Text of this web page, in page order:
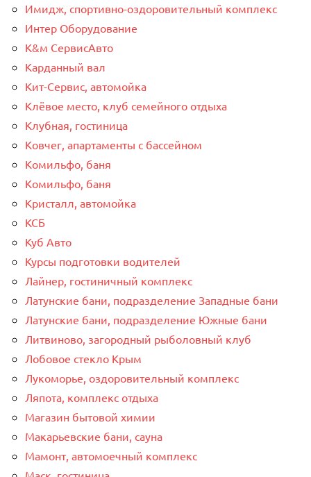
Имидж, спортивно-оздоровительный комплекс
Интер Оборудование
К&м СервисАвто
Карданный вал
Кит-Сервис, автомойка
Клёвое место, клуб семейного отдыха
Клубная, гостиница
Ковчег, апартаменты с бассейном
Комильфо, баня
Комильфо, баня
Кристалл, автомойка
КСБ
Куб Авто
Курсы подготовки водителей
Лайнер, гостиничный комплекс
Латунские бани, подразделение Западные бани
Латунские бани, подразделение Южные бани
Литвиново, загородный рыболовный клуб
Лобовое стекло Крым
Лукоморье, оздоровительный комплекс
Ляпота, комплекс отдыха
Магазин бытовой химии
Макарьевские бани, сауна
Мамонт, автомоечный комплекс